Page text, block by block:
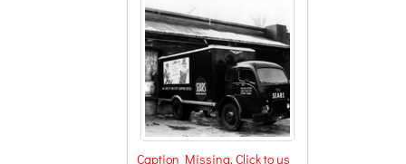
Caption Missing. Click to us